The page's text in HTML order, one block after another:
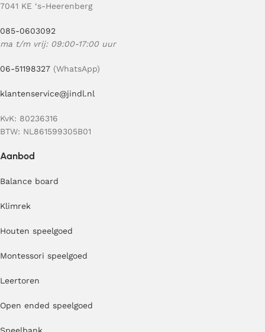
7041 KE ‘s-Heerenberg
085-0603092
ma t/m vrij: 09:00-17:00 uur
06-51198327 (WhatsApp)
klantenservice@jindl.nl
KvK: 80236316
BTW: NL861599305B01
Aanbod
Balance board
Klimrek
Houten speelgoed
Montessori speelgoed
Leertoren
Open ended speelgoed
Speelbank